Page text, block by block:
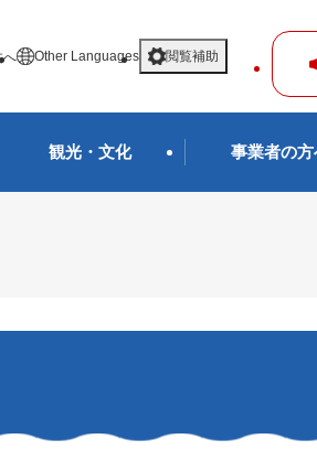
へ Other Languages 閲覧補助
観光・文化 事業者の